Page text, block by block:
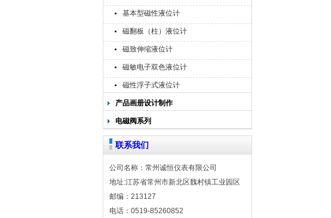
基本型磁性液位计
磁翻板（柱）液位计
磁致伸缩液位计
磁敏电子双色液位计
磁性浮子式液位计
产品画册设计制作
电磁阀系列
联系我们
公司名称：常州诚恒仪表有限公司
地址:江苏省常州市新北区魏村镇工业园区
邮编：213127
电话：0519-85260852